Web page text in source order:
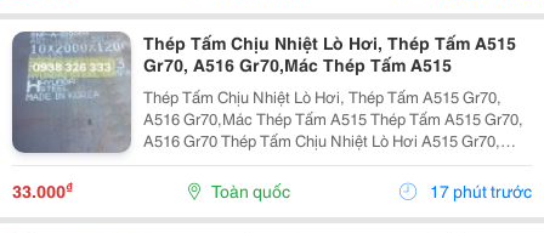
Thép Tấm Chịu Nhiệt Lò Hơi, Thép Tấm A515
Gr70, A516 Gr70,Mác Thép Tấm A515
Thép Tấm Chịu Nhiệt Lò Hơi, Thép Tấm A515 Gr70,
A516 Gr70,Mác Thép Tấm A515 Thép Tấm A515 Gr70,
A516 Gr70 Thép Tấm Chịu Nhiệt Lò Hơi A515 Gr70,
A516 Gr70,20Mm,25Mm Thép Tấm Lò Hơi A515 Gr70
Là Loại Thép Hợp Kim Carbon-Silicon Chất Lượng
33.000₫ Toàn quốc 17 phút trước